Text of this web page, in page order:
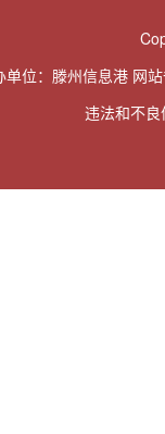
单位：滕州信息港 网
违法和不